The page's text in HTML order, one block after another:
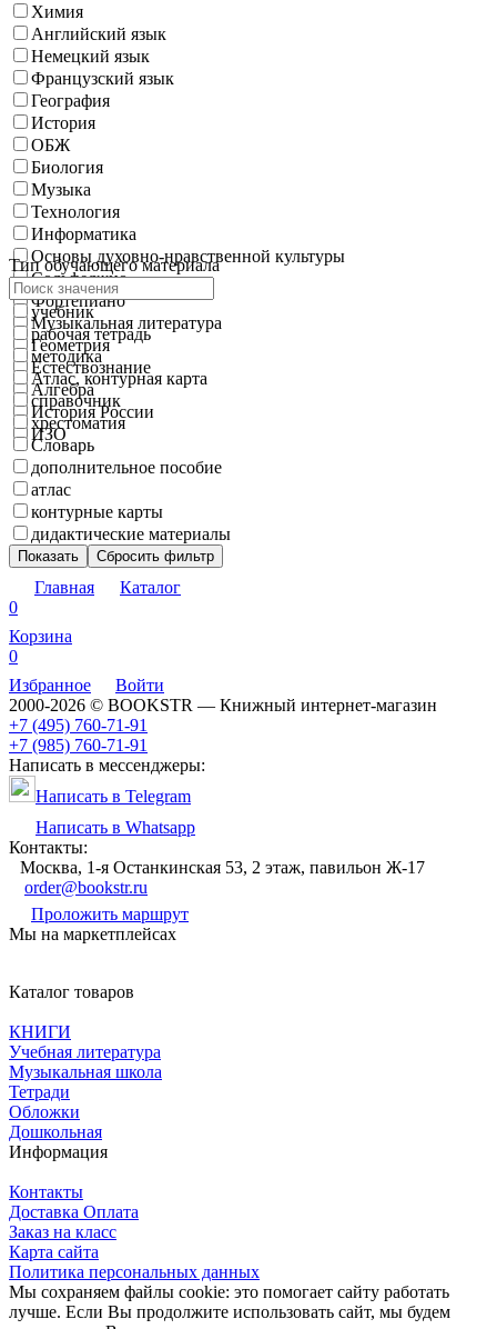
Химия
Английский язык
Немецкий язык
Французский язык
География
История
ОБЖ
Биология
Музыка
Технология
Информатика
Основы духовно-нравственной культуры
Сольфеджио
Фортепиано
Музыкальная литература
Геометрия
Естествознание
Алгебра
История России
ИЗО
Тип обучающего материала
учебник
рабочая тетрадь
методика
Атлас, контурная карта
справочник
хрестоматия
Словарь
дополнительное пособие
атлас
контурные карты
дидактические материалы
Показать Сбросить фильтр
Главная
Каталог
0
Корзина
0
Избранное
Войти
2000-2026 © BOOKSTR — Книжный интернет-магазин
+7 (495) 760-71-91
+7 (985) 760-71-91
Написать в мессенджеры:
Написать в Telegram
Написать в Whatsapp
Контакты:
Москва, 1-я Останкинская 53, 2 этаж, павильон Ж-17
order@bookstr.ru
Проложить маршрут
Мы на маркетплейсах
Каталог товаров
КНИГИ
Учебная литература
Музыкальная школа
Тетради
Обложки
Дошкольная
Информация
Контакты
Доставка Оплата
Заказ на класс
Карта сайта
Политика персональных данных
Мы сохраняем файлы cookie: это помогает сайту работать
лучше. Если Вы продолжите использовать сайт, мы будем